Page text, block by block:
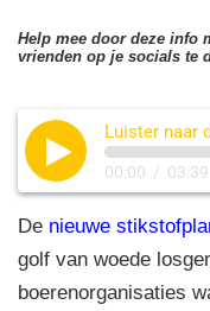
Help mee door deze info
vrienden op je socials te
Luister naar
00:00 / 03:39
De nieuwe
golf van woede
boerenorganisaties